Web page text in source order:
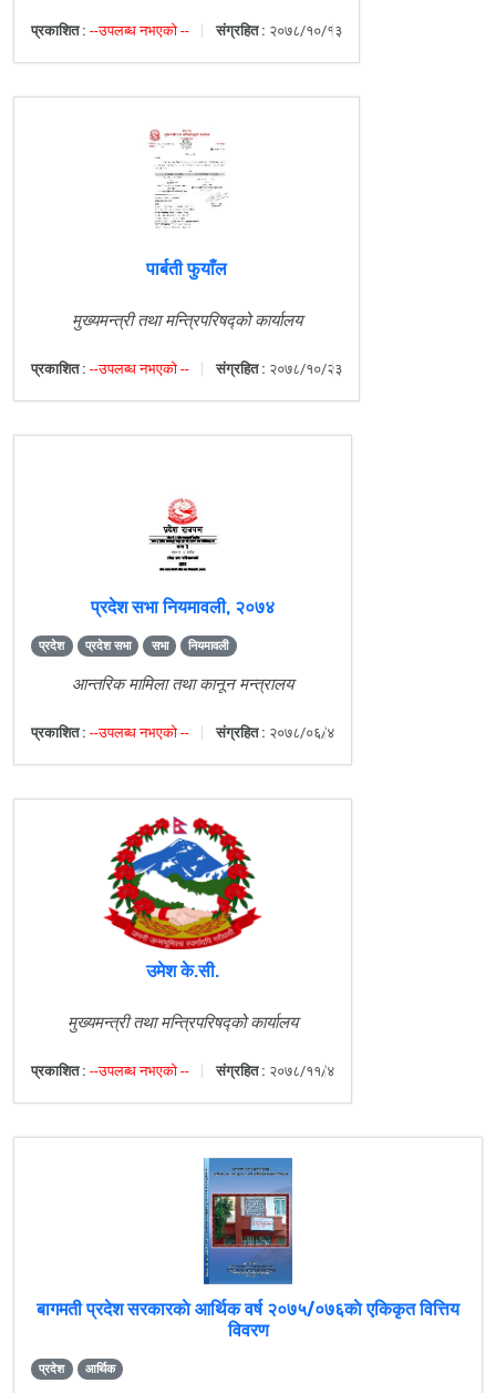
प्रकाशित : --उपलब्ध नभएको -- संग्रहित : २०७८/१०/१३
पार्बती फुयाँल
मुख्यमन्त्री तथा मन्त्रिपरिषद्को कार्यालय
प्रकाशित : --उपलब्ध नभएको -- संग्रहित : २०७८/१०/२३
प्रदेश सभा नियमावली, २०७४
प्रदेश प्रदेश सभा सभा नियमावली
आन्तरिक मामिला तथा कानून मन्त्रालय
प्रकाशित : --उपलब्ध नभएको -- संग्रहित : २०७८/०६/४
उमेश के.सी.
मुख्यमन्त्री तथा मन्त्रिपरिषद्को कार्यालय
प्रकाशित : --उपलब्ध नभएको -- संग्रहित : २०७८/११/४
बागमती प्रदेश सरकारकाे आर्थिक वर्ष २०७५/०७६काे एकिकृत वित्तिय
विवरण
प्रदेश आर्थिक